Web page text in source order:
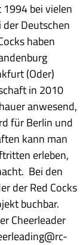
1994 bei vielen
Deutschen
haben
(Oder)
in 2010
anwesend,
für Berlin und
kann man
erleben,
Bei den
der Red Cocks
buchbar.
Cheerleader